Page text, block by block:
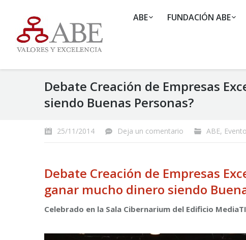
ABE FUNDACIÓN ABE
Debate Creación de Empresas
siendo Buenas Personas?
25/11/2014 Deja un comentario ABE,
Debate Creación de Empresas
ganar mucho dinero siendo
Celebrado en la Sala Cibernarium del Edificio